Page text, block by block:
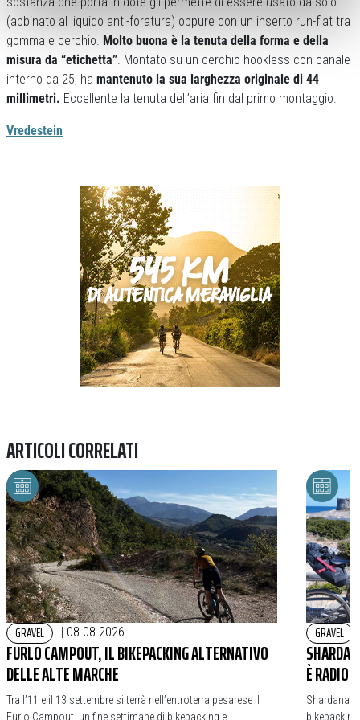
(abbinato al liquido anti-foratura) oppure con un inserto run-flat tra
gomma e cerchio. Molto buona è la tenuta della forma e della
misura da “etichetta”. Montato su un cerchio hookless con canale
interno da 25, ha mantenuto la sua larghezza originale di 44
millimetri. Eccellente la tenuta dell’aria fin dal primo montaggio.
Vredestein
Previous
ARTICOLI CORRELATI
GRAVEL | 08-08-2026
FURLO CAMPOUT, IL BIKEPACKING ALTERNATIVO
DELLE ALTE MARCHE
Tra l’11 e il 13 settembre si terrà nell’entroterra pesarese il
Furlo Campout, un fine settimane di bikepacking e
GRAVEL
È
Shardana